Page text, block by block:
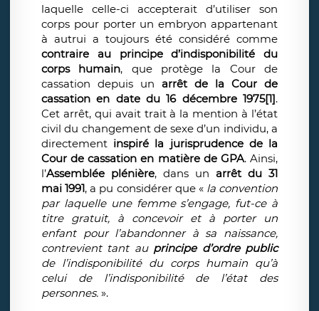
laquelle celle-ci accepterait d’utiliser son
corps pour porter un embryon appartenant
à autrui a toujours été considéré comme
contraire au principe d’indisponibilité du
corps humain, que protège la Cour de
cassation depuis un arrêt de la Cour de
cassation en date du 16 décembre 1975[1].
Cet arrêt, qui avait trait à la mention à l’état
civil du changement de sexe d’un individu, a
directement inspiré la jurisprudence de la
Cour de cassation en matière de GPA. Ainsi,
l’Assemblée plénière, dans un arrêt du 31
mai 1991, a pu considérer que « la convention
par laquelle une femme s’engage, fut-ce à
titre gratuit, à concevoir et à porter un
enfant pour l’abandonner à sa naissance,
contrevient tant au principe d’ordre public
de l’indisponibilité du corps humain qu’à
celui de l’indisponibilité de l’état des
personnes. ».